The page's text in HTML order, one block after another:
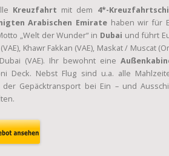
Kreuzfahrt mit dem 4*-
Arabischen Emirate haben wir für
„Welt der Wunder“ in Dubai und führt
Khawr Fakkan (VAE), Maskat / Muscat
(VAE). Ihr bewohnt eine
Deck. Nebst Flug sind u.a. alle
der Gepäcktransport bei Ein – und